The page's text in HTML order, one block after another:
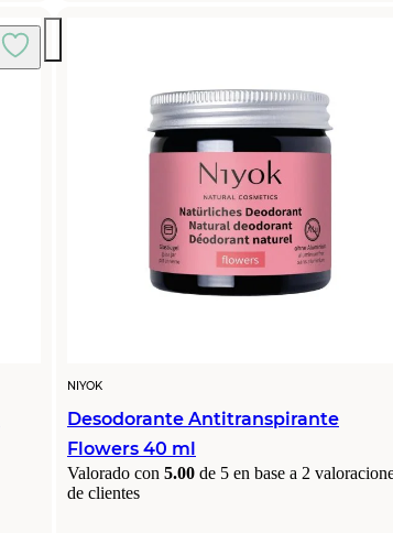
NIYOK
Desodorante Antitranspirante
Flowers 40 ml
Valorado con 5.00 de 5 en base a 2
de clientes